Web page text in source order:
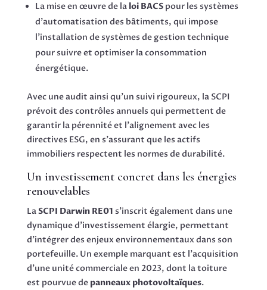
La mise en œuvre de la loi BACSpour les systèmes
d’automatisation des bâtiments, qui impose
l’installation de systèmes de gestion technique
pour suivre et optimiser la consommation
énergétique.
Avec une audit ainsi qu’un suivi rigoureux, la SCPI
prévoit des contrôles annuels qui permettent de
garantir la pérennité et l’alignement avec les
directives ESG, en s’assurant que les actifs
immobiliers respectent les normes de durabilité.
Un investissement concret dans les énergies
renouvelables
LaSCPI Darwin RE01 s’inscrit également dans une
dynamique d’investissement élargie, permettant
d’intégrer des enjeux environnementaux dans son
portefeuille. Un exemple marquant est l’acquisition
d’une unité commerciale en 2023, dont la toiture
est pourvue de panneaux photovoltaïques.